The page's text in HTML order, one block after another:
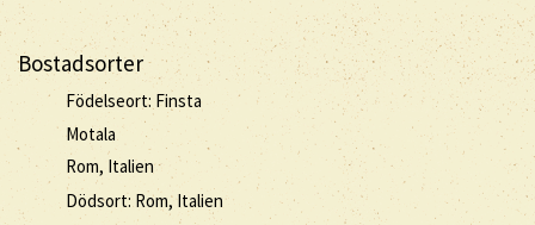
Bostadsorter
Födelseort: Finsta
Motala
Rom, Italien
Dödsort: Rom, Italien